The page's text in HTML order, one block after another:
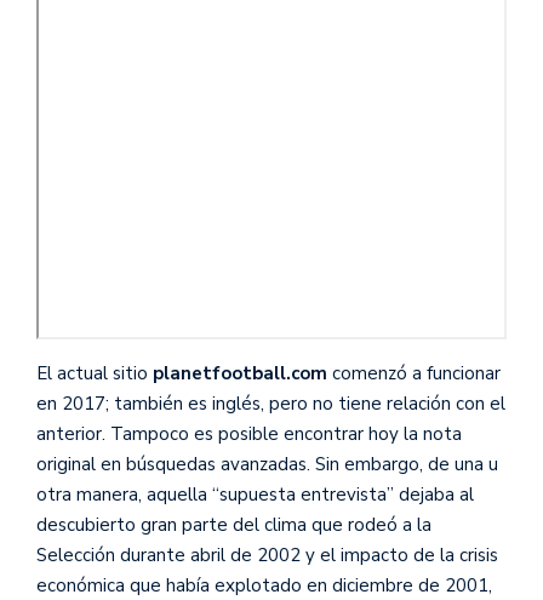
El actual sitio planetfootball.com comenzó a funcionar
en 2017; también es inglés, pero no tiene relación con el
anterior. Tampoco es posible encontrar hoy la nota
original en búsquedas avanzadas. Sin embargo, de una u
otra manera, aquella “supuesta entrevista” dejaba al
descubierto gran parte del clima que rodeó a la
Selección durante abril de 2002 y el impacto de la crisis
económica que había explotado en diciembre de 2001,